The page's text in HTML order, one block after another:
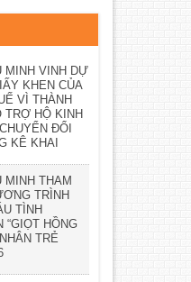
MINH VINH DỰ
KHEN CỦA
VÌ THÀNH
TRỢ HỘ KINH
ĐỔI
KÊ KHAI
MINH THAM
TRÌNH
TÌNH
“GIỌT HỒNG
TRẺ